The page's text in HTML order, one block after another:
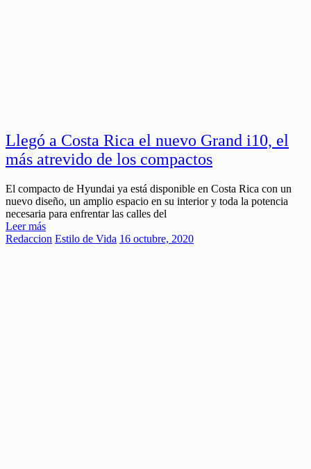
Llegó a Costa Rica el nuevo Grand i10, el
más atrevido de los compactos
El compacto de Hyundai ya está disponible en Costa Rica con un
nuevo diseño, un amplio espacio en su interior y toda la potencia
necesaria para enfrentar las calles del
Leer más
Redaccion Estilo de Vida 16 octubre, 2020